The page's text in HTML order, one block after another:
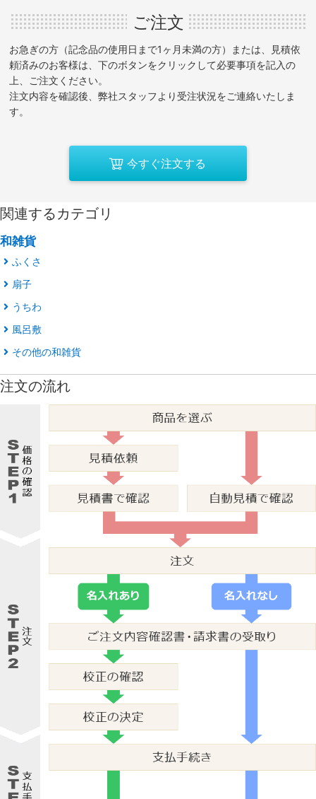
ご注文
お急ぎの方（記念品の使用日まで1ヶ月未満の方）または、見積依
頼済みのお客様は、下のボタンをクリックして必要事項を記入の
上、ご注文ください。
注文内容を確認後、弊社スタッフより受注状況をご連絡いたしま
す。
今すぐ注文する
関連するカテゴリ
和雑貨
ふくさ
扇子
うちわ
風呂敷
その他の和雑貨
注文の流れ